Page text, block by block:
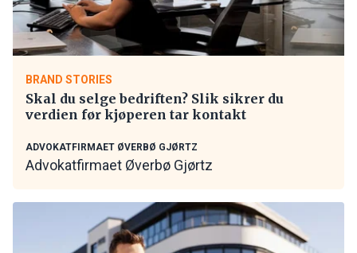
BRAND STORIES
Skal du selge bedriften? Slik sikrer du
verdien før kjøperen tar kontakt
ADVOKATFIRMAET ØVERBØ GJØRTZ
Advokatfirmaet Øverbø Gjørtz